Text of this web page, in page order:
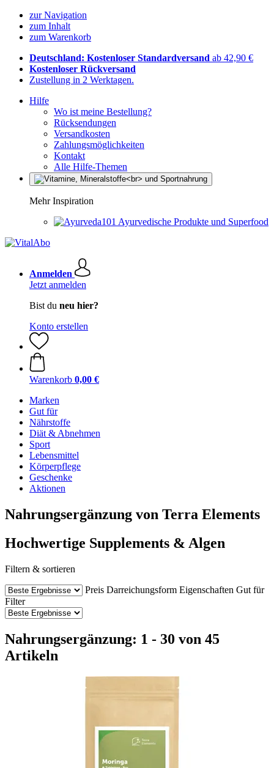
zur Navigation
zum Inhalt
zum Warenkorb
Deutschland: Kostenloser Standardversand ab 42,90 €
Kostenloser Rückversand
Zustellung in 2 Werktagen.
Hilfe
Wo ist meine Bestellung?
Rücksendungen
Versandkosten
Zahlungsmöglichkeiten
Kontakt
Alle Hilfe-Themen
Mehr Inspiration
Ayurvedische Produkte und Superfood
Anmelden
Jetzt anmelden
Bist du neu hier?
Konto erstellen
Warenkorb 0,00 €
Marken
Gut für
Nährstoffe
Diät & Abnehmen
Sport
Lebensmittel
Körperpflege
Geschenke
Aktionen
Nahrungsergänzung von Terra Elements
Hochwertige Supplements & Algen
Filtern & sortieren
Preis Darreichungsform Eigenschaften Gut für
Filter
Nahrungsergänzung: 1 - 30 von 45
Artikeln